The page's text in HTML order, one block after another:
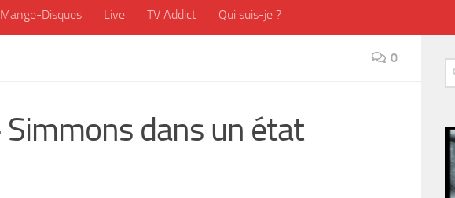
Mange-Disques Live TV Addict Qui suis-je ?
0
Simmons dans un état